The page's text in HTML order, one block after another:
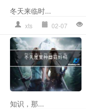
冬天来临时...
xts 02-07
知识，那...